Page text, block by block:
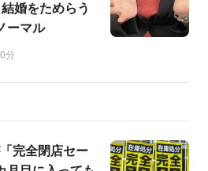
婚をためらう
ーマル
分
完全閉店セー